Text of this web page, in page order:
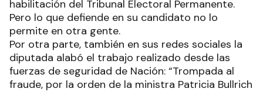
habilitación del Tribunal Electoral Permanente.
Pero lo que defiende en su candidato no lo
permite en otra gente.
Por otra parte, también en sus redes sociales la
diputada alabó el trabajo realizado desde las
fuerzas de seguridad de Nación: “Trompada al
fraude, por la orden de la ministra Patricia Bullrich